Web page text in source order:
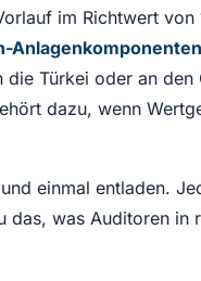
im Richtwert
Anlagenkomponenten
die Türkei oder an
dazu, wenn
einmal entladen.
was Auditoren in